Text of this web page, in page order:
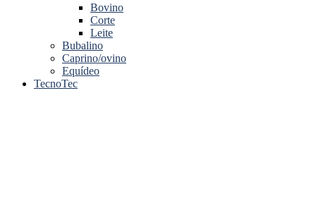
Bovino
Corte
Leite
Bubalino
Caprino/ovino
Equídeo
TecnoTec